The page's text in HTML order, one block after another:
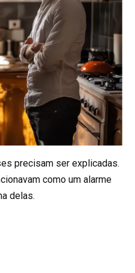
precisam ser explicadas.
como um alarme
delas.